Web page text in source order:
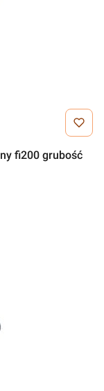
fi200 grubość